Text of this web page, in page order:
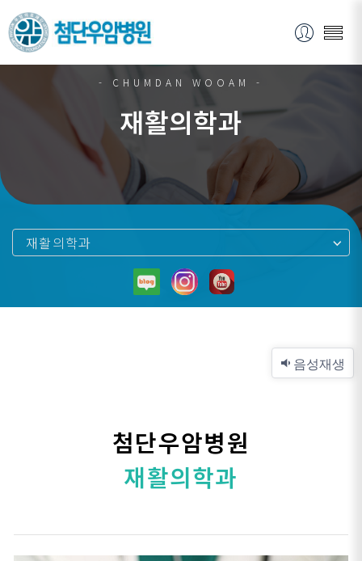
- CHUMDAN WOOAM -
재활의학과
재활의학과
음성재생
첨단우암병원
재활의학과